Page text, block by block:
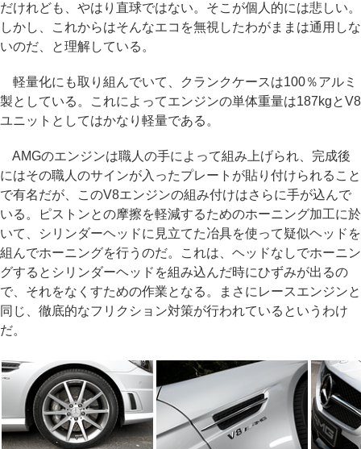
だけれども、やはり直球ではない。そこが個人的には悲しい。
しかし、これからはそんなエコを無視したわがままは通用しな
いのだ、と理解している。
軽量化にも取り組んでいて、クランクケースは100％アルミ
製としている。これによってエンジンの単体重量は187kgとV8
ユニットとしてはかなり軽量である。
AMGのエンジンは職人の手によって組み上げられ、完成後
にはその職人のサインが入ったプレートが貼り付けられること
で有名だが、このV8エンジンの組み付けはさらに手が込んで
いる。ピストンとの摩擦を軽減するためのホーニング加工に於
いて、シリンダーヘッドに見立てた冶具を使って疑似ヘッドを
組んでホーニングを行うのだ。これは、ヘッドなしでホーニン
グするとシリンダーヘッドを組み込んだ時にひずみが出るの
で、それをなくすための作業となる。まさにレースエンジンと
同じ、徹底的なフリクション対策が行われているというわけ
だ。